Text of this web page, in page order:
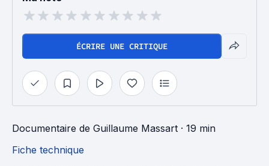
ÉCRIRE UNE CRITIQUE
Documentaire de Guillaume Massart · 19 min
Fiche technique